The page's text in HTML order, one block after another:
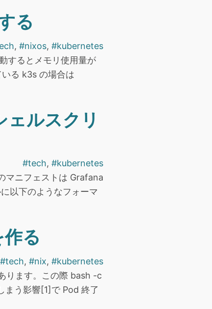
る
, #nixos, #kubernetes
するとメモリ使用量が
る k3s の場合は
ルスクリ
#tech, #kubernetes
マニフェストは Grafana
以下のようなフォーマ
る
#tech, #nix, #kubernetes
ります。この際 bash -c
まう影響[1]で Pod 終了